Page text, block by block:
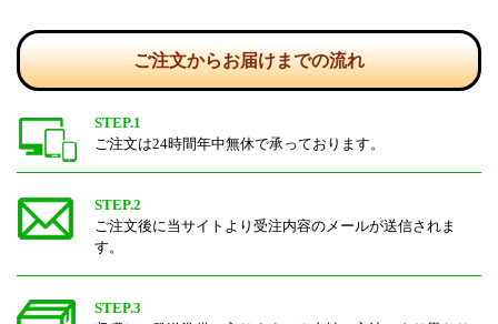
ご注文からお届けまでの流れ
STEP.1
ご注文は24時間年中無休で承っております。
STEP.2
ご注文後に当サイトより受注内容のメールが送信されま
す。
STEP.3